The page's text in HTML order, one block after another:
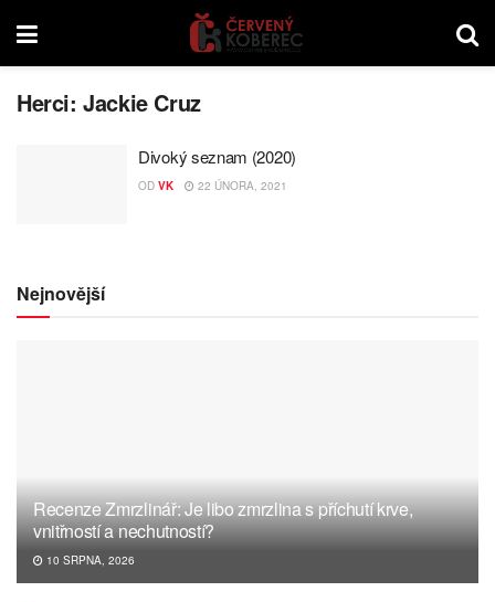
Herci:Jackie Cruz
Divoký seznam (2020)
OD VK 22 ÚNORA, 2021
Nejnovější
Recenze Zmrzlinář: Je libo zmrzlina s příchutí krve,
vnitřností a nechutností?
10 SRPNA, 2026